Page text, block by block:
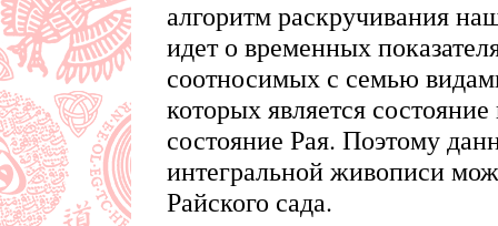
алгоритм раскручивания
идет о временных
соотносимых с семью
которых является
состояние Рая. Поэтому
интегральной живописи
Райского сада.